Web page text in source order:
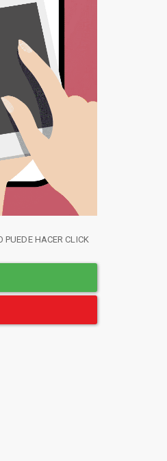
PUEDE HACER CLICK